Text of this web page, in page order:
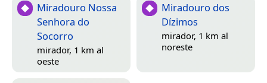
Miradouro Nossa
Senhora do
Socorro
mirador, 1 km al
oeste
Miradouro dos
Dízimos
mirador, 1 km al
noreste